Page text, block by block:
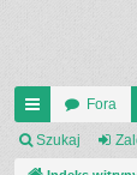
UI
Fora
Szukaj